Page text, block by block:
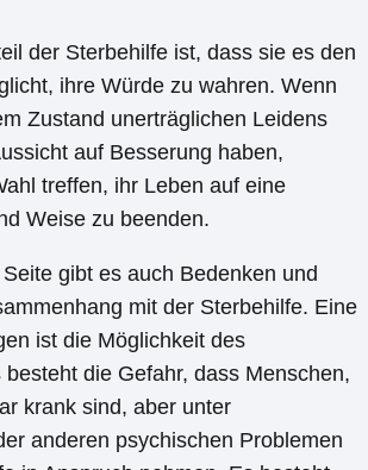
der Sterbehilfe ist, dass sie es den
ihre Würde zu wahren. Wenn
Zustand unerträglichen Leidens
auf Besserung haben,
treffen, ihr Leben auf eine
Weise zu beenden.
gibt es auch Bedenken und
mit der Sterbehilfe. Eine
ist die Möglichkeit des
die Gefahr, dass Menschen,
krank sind, aber unter
anderen psychischen Problemen